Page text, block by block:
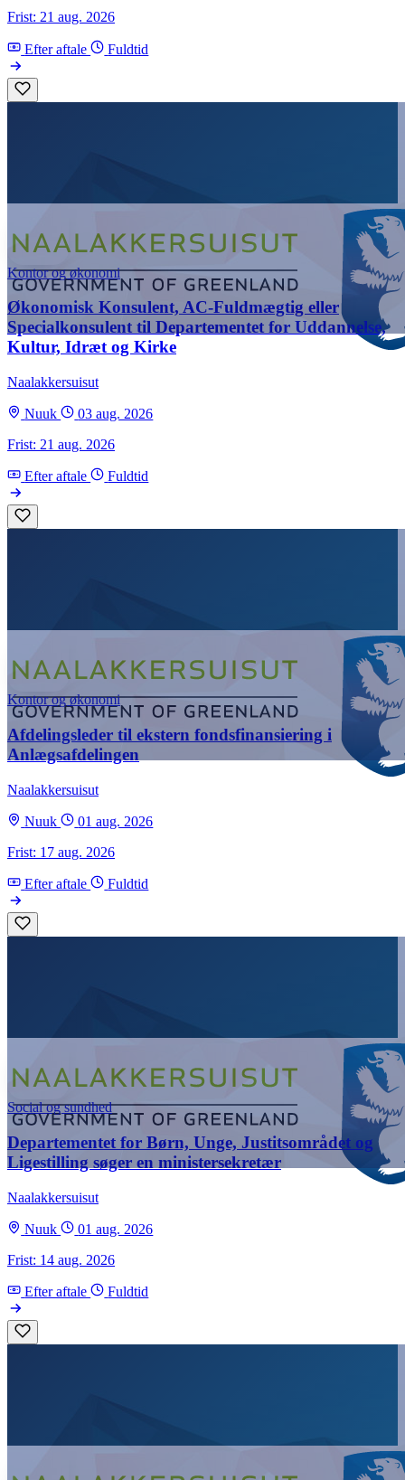
Frist: 21 aug. 2026
Efter aftale Fuldtid
Kontor og økonomi
Økonomisk Konsulent, AC-Fuldmægtig eller
Specialkonsulent til Departementet for Uddannelse,
Kultur, Idræt og Kirke
Naalakkersuisut
Nuuk
03 aug. 2026
Frist: 21 aug. 2026
Efter aftale Fuldtid
Kontor og økonomi
Afdelingsleder til ekstern fondsfinansiering i
Anlægsafdelingen
Naalakkersuisut
Nuuk
01 aug. 2026
Frist: 17 aug. 2026
Efter aftale Fuldtid
Social og sundhed
Departementet for Børn, Unge, Justitsområdet og
Ligestilling søger en ministersekretær
Naalakkersuisut
Nuuk
01 aug. 2026
Frist: 14 aug. 2026
Efter aftale Fuldtid